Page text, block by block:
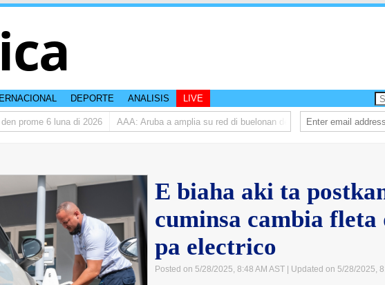
DEPORTE ANALISIS LIVE
prome 6 luna di 2026 AAA: Aruba a amplia su red di buelonan den 2025 Dos siman mas
E biaha aki ta
cuminsa cambia fleta
pa electrico
Posted on 5/28/2025, 8:48 AM AST | Updated on 5/28/2025,